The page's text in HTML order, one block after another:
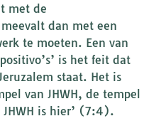
met de
dan met een
te moeten. Een van
is het feit dat
staat. Het is
van JHWH, de tempel
is hier’ (7:4).